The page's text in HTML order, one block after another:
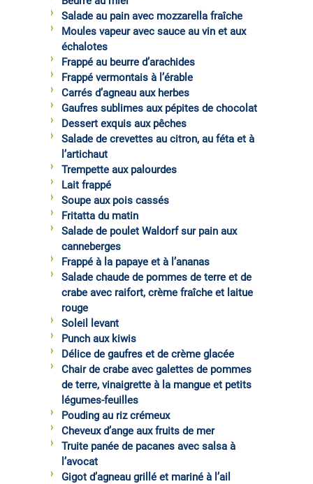
Salade au pain avec mozzarella fraîche
Moules vapeur avec sauce au vin et aux
échalotes
Frappé au beurre d’arachides
Frappé vermontais à l’érable
Carrés d’agneau aux herbes
Gaufres sublimes aux pépites de chocolat
Dessert exquis aux pêches
Salade de crevettes au citron, au féta et à
l’artichaut
Trempette aux palourdes
Lait frappé
Soupe aux pois cassés
Fritatta du matin
Salade de poulet Waldorf sur pain aux
canneberges
Frappé à la papaye et à l’ananas
Salade chaude de pommes de terre et de
crabe avec raifort, crème fraîche et laitue
rouge
Soleil levant
Punch aux kiwis
Délice de gaufres et de crème glacée
Chair de crabe avec galettes de pommes
de terre, vinaigrette à la mangue et petits
légumes-feuilles
Pouding au riz crémeux
Cheveux d’ange aux fruits de mer
Truite panée de pacanes avec salsa à
l’avocat
Gigot d’agneau grillé et mariné à l’ail